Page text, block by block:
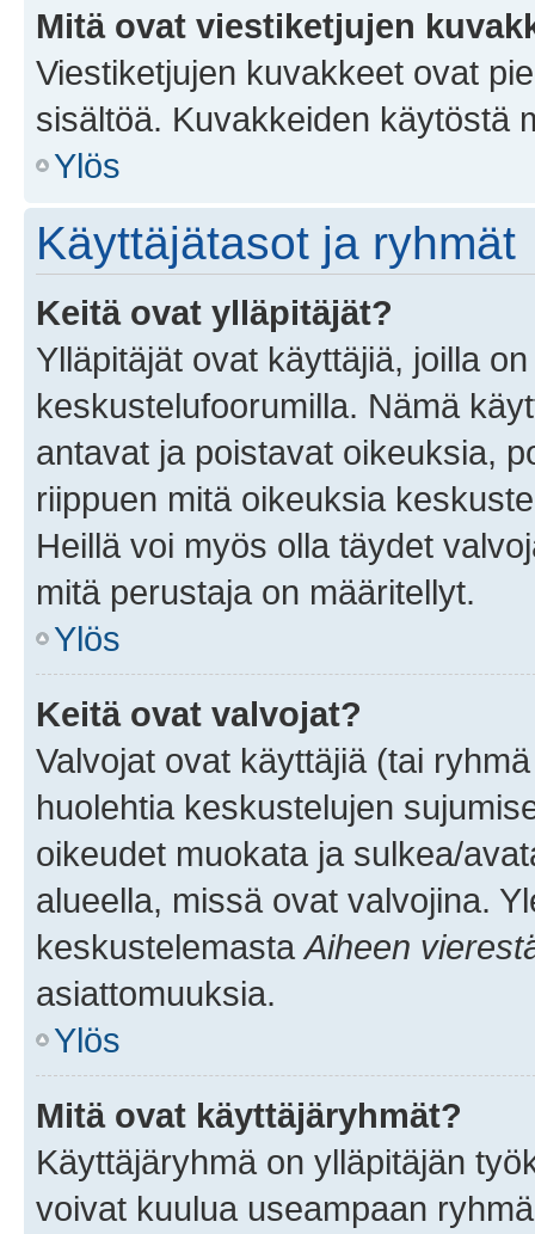
Mitä ovat viestiketjujen
Viestiketjujen kuvakkeet ovat
sisältöä. Kuvakkeiden käytöstä
Ylös
Käyttäjätasot ja ryhmät
Keitä ovat ylläpitäjät?
Ylläpitäjät ovat käyttäjiä, joilla
keskustelufoorumilla. Nämä
antavat ja poistavat oikeuksia,
riippuen mitä oikeuksia
Heillä voi myös olla täydet
mitä perustaja on määritellyt.
Ylös
Keitä ovat valvojat?
Valvojat ovat käyttäjiä (tai
huolehtia keskustelujen
oikeudet muokata ja sulkea/
alueella, missä ovat valvojina.
keskustelemasta Aiheen
asiattomuuksia.
Ylös
Mitä ovat käyttäjäryhmät?
Käyttäjäryhmä on ylläpitäjän
voivat kuulua useampaan